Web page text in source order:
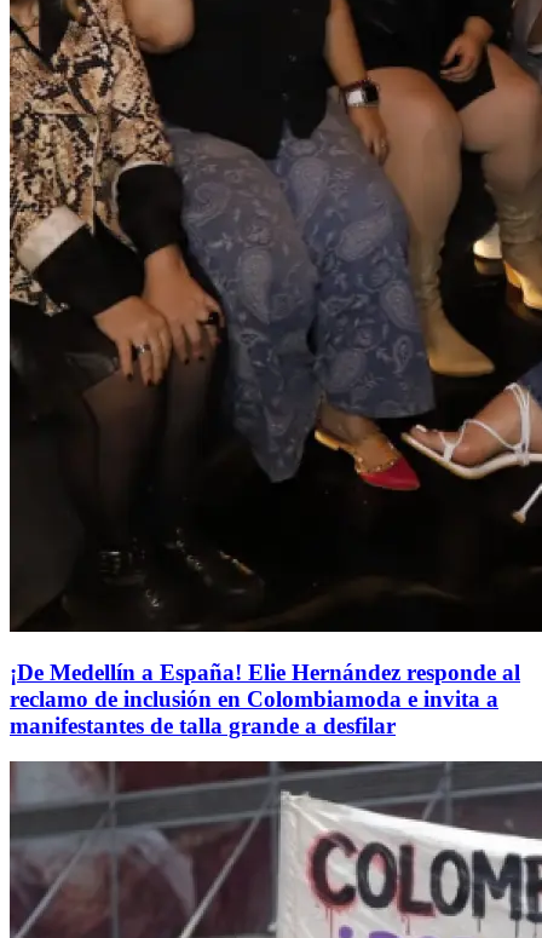
¡De Medellín a España! Elie Hernández responde al
reclamo de inclusión en Colombiamoda e invita a
manifestantes de talla grande a desfilar